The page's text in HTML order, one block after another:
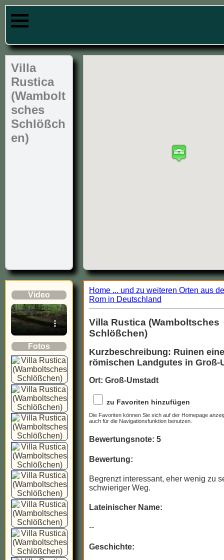
Villa
Rustica
(Wambolt
sches
Schlößch
en)
Video
Fotos
Home ... und zu weiteren Orten aus
Rom in Deutschland
Villa Rustica (Wamboltsches
Schlößchen)
Kurzbeschreibung: Ruinen
römischen Landgutes in Groß-
Ort: Groß-Umstadt
zu Favoriten hinzufügen
Die Favoriten können Sie sich auf der Homepage
auch für die Navigationsfunktion benutzen.
Bewertungsnote: 5
Bewertung:
Begrenzt interessant, eher wenig zu
schwieriger Weg.
Lateinischer Name:
--
Geschichte: